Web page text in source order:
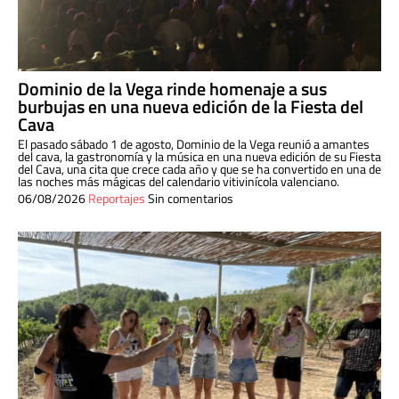
Dominio de la Vega rinde homenaje a sus
burbujas en una nueva edición de la Fiesta del
Cava
El pasado sábado 1 de agosto, Dominio de la Vega reunió a amantes
del cava, la gastronomía y la música en una nueva edición de su Fiesta
del Cava, una cita que crece cada año y que se ha convertido en una de
las noches más mágicas del calendario vitivinícola valenciano.
06/08/2026ReportajesSin comentarios